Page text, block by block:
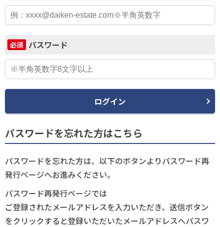
必須 パスワード
ログイン
パスワードを忘れた方はこちら
パスワードを忘れた方は、以下のボタンよりパスワード再
発行ページへお進みください。
パスワード再発行ページでは
ご登録されたメールアドレスを入力いただき、送信ボタン
をクリックすると登録いただいたメールアドレスへパスワ